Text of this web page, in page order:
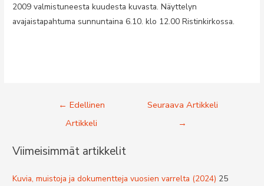
2009 valmistuneesta kuudesta kuvasta.Näyttelyn
avajaistapahtuma sunnuntaina 6.10. klo 12.00 Ristinkirkossa.
Artikkelien
← Edellinen
Artikkeli
Seuraava Artikkeli
→
Viimeisimmät artikkelit
Kuvia, muistoja ja dokumentteja vuosien varrelta (2024) 25